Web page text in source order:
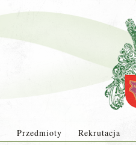
Przedmioty Rekrutacja